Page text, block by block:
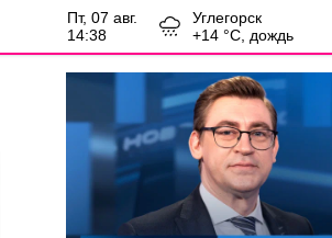
пт, 07 авг.
14:38
Углегорск
+14 °С, дождь